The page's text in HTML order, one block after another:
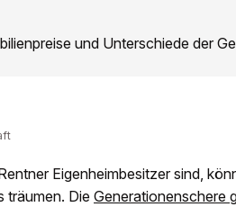
und Unterschiede der
Eigenheimbesitzer sind,
träumen. Die Generationenschere